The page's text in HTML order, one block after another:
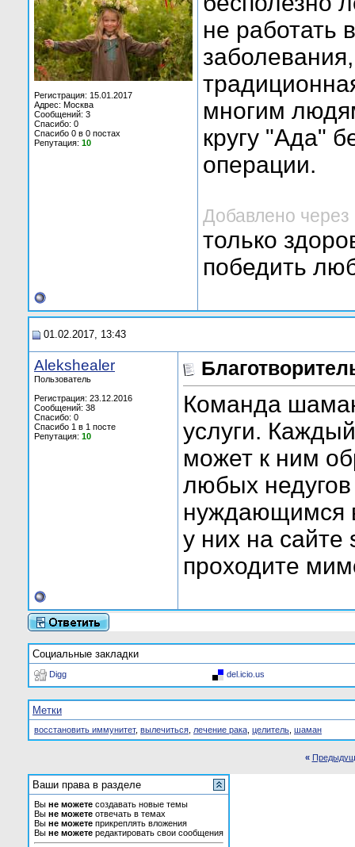
Регистрация: 15.01.2017
Адрес: Москва
Сообщений: 3
Спасибо: 0
Спасибо 0 в 0 постах
Репутация: 10
не работать
многим
кругу "Ада"
операции.
Добавлено через
только
победить
01.02.2017, 13:43
Alekshealer
Пользователь
Регистрация: 23.12.2016
Сообщений: 38
Спасибо: 0
Спасибо 1 в 1 посте
Репутация: 10
Команда
услуги.
может к ним
любых
нуждающимся
у них на
проходите
Социальные закладки
Digg del.icio.us
Метки
восстановить иммунитет, вылечиться лечение рака целитель шаман
«
Ваши права в разделе
Вы не можете создавать новые темы
Вы не можете отвечать в темах
Вы не можете прикреплять вложения
Вы не можете редактировать свои сообщения